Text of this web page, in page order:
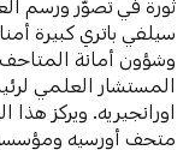
ثورة في تصوّر ورسم
سيلفي باتري كبيرة
وشؤون أمانة
المستشار العلمي
اورانجيريه. ويركز